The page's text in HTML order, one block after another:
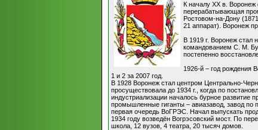
К началу XX в.
перерабатывающая
Ростовом-на-Дону
21 аппарат). Воронеж
В 1919 г. Воронеж стал
командованием С. М.
постепенно
1926-й – год рождения
1 и 2 за 2007 год.
В 1928 Воронеж стал центром Центрально-
просуществовала до 1934 г., когда по
индустриализации началось бурное
промышленные гиганты – авиазавод, завод по
первая очередь ВоГРЭС. Начал выпускать
1934 году возведён Вогрэсовский мост. По
школа, 12 вузов, 4 театра, 20 тысяч домов.